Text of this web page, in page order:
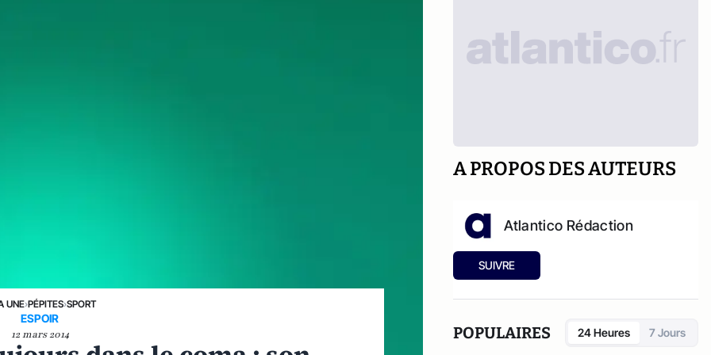
UNE›PÉPITES›SPORT
ESPOIR
12 mars 2014
A PROPOS DES AUTEURS
Atlantico Rédaction
SUIVRE
POPULAIRES 24 Heures 7 Jours